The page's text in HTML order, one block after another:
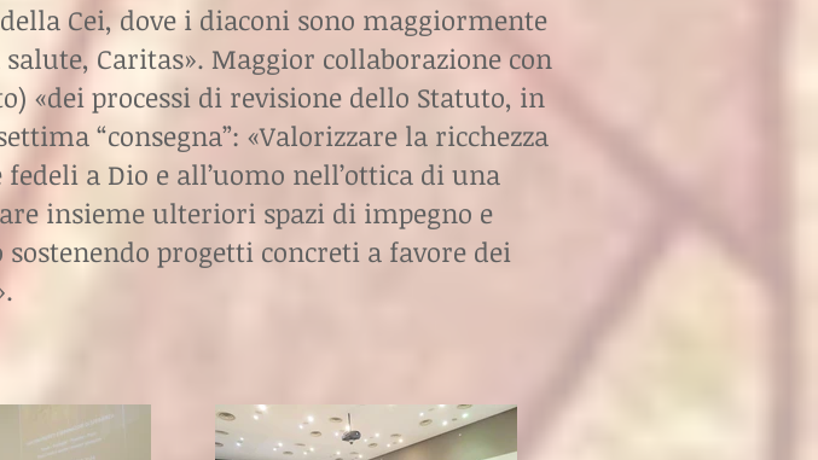
Cei, dove i diaconi sono maggiormente
Caritas». Maggior collaborazione con
«dei processi di revisione dello Statuto, in
“consegna”: «Valorizzare la ricchezza
a Dio e all’uomo nell’ottica di una
insieme ulteriori spazi di impegno e
progetti concreti a favore dei